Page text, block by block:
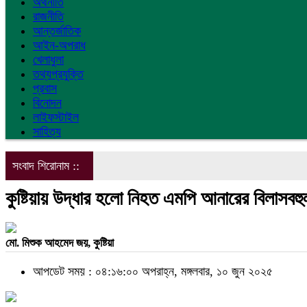
রাজনীতি
আন্তর্জাতিক
আইন-অপরাধ
খেলাধুলা
তথ্যপ্রযুক্তি
প্রবাস
বিনোদন
লাইফস্টাইল
সাহিত্য
সংবাদ শিরোনাম ::
কুষ্টিয়ায় উদ্ধার হলো নিহত এমপি আনারের
মো. মিশুক আহমেদ জয়, কুষ্টিয়া
আপডেট সময় : ০৪:১৬:০০ অপরাহ্ন, মঙ্গলবার, ১০ জুন ২০২৫